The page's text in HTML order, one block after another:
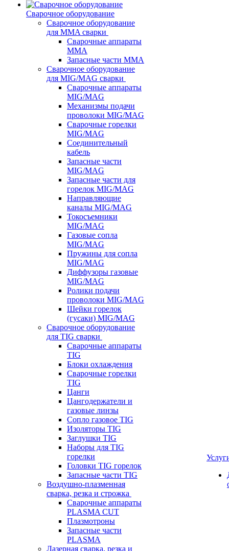
Сварочное оборудование
Сварочное оборудование
для MMA сварки
Сварочные аппараты
MMA
Запасные части MMA
Сварочное оборудование
для MIG/MAG сварки
Сварочные аппараты
MIG/MAG
Механизмы подачи
проволоки MIG/MAG
Сварочные горелки
MIG/MAG
Соединительный
кабель
Запасные части
MIG/MAG
Запасные части для
горелок MIG/MAG
Направляющие
каналы MIG/MAG
Токосъемники
MIG/MAG
Газовые сопла
MIG/MAG
Пружины для сопла
MIG/MAG
Диффузоры газовые
MIG/MAG
Ролики подачи
проволоки MIG/MAG
Шейки горелок
(гусаки) MIG/MAG
Сварочное оборудование
для TIG сварки
Сварочные аппараты
TIG
Блоки охлаждения
Сварочные горелки
TIG
Цанги
Цангодержатели и
газовые линзы
Сопло газовое TIG
Изоляторы TIG
Заглушки TIG
Наборы для TIG
горелки
Головки TIG горелок
Запасные части TIG
Воздушно-плазменная
сварка, резка и строжка
Сварочные аппараты
PLASMA CUT
Плазмотроны
Запасные части
PLASMA
Лазерная сварка, резка и